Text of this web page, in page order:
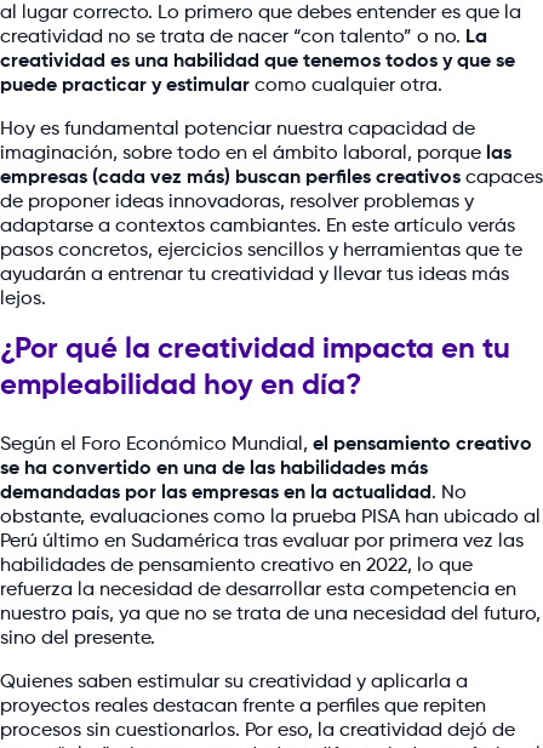
al lugar correcto. Lo primero que debes entender es que la
creatividad no se trata de nacer “con talento” o no. La
creatividad es una habilidad que tenemos todos y que se
puede practicar y estimular como cualquier otra.
Hoy es fundamental potenciar nuestra capacidad de
imaginación, sobre todo en el ámbito laboral, porque las
empresas (cada vez más) buscan perfiles creativos capaces
de proponer ideas innovadoras, resolver problemas y
adaptarse a contextos cambiantes. En este artículo verás
pasos concretos, ejercicios sencillos y herramientas que te
ayudarán a entrenar tu creatividad y llevar tus ideas más
lejos.
¿Por qué la creatividad impacta en tu
empleabilidad hoy en día?
Según el Foro Económico Mundial, el pensamiento creativo
se ha convertido en una de las habilidades más
demandadas por las empresas en la actualidad . No
obstante, evaluaciones como la prueba PISA han ubicado al
Perú último en Sudamérica tras evaluar por primera vez las
habilidades de pensamiento creativo en 2022, lo que
refuerza la necesidad de desarrollar esta competencia en
nuestro país, ya que no se trata de una necesidad del futuro,
sino del presente.
Quienes saben estimular su creatividad y aplicarla a
proyectos reales destacan frente a perfiles que repiten
procesos sin cuestionarlos. Por eso, la creatividad dejó de